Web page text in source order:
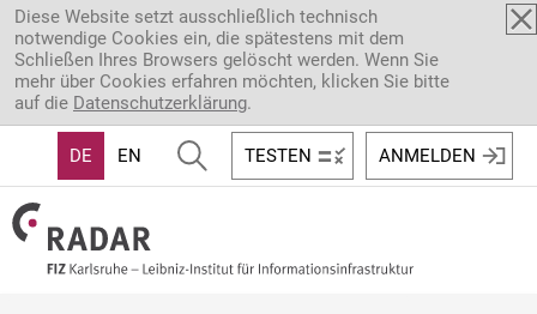
Direkt zum Inhalt
Diese Website setzt ausschließlich technisch
notwendige Cookies ein, die spätestens mit dem
Schließen Ihres Browsers gelöscht werden. Wenn Sie
mehr über Cookies erfahren möchten, klicken Sie bitte
auf die Datenschutzerklärung.
DE EN TESTEN ANMELDEN